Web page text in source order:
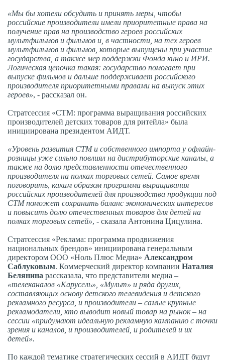
«Мы бы хотели обсудить и принять меры, чтобы
российские производители имели приоритетные права на
получение прав на производство героев российских
мультфильмов и фильмов и, в частности, на тех героев
мультфильмов и фильмов, которые выпущены при участие
государства, а также мер поддержки Фонда кино и ИРИ.
Логическая цепочка такая: государство помогает при
выпуске фильмов и дальше поддерживает российского
производителя приоритетными правами на выпуск этих
героев», - рассказал он.
Стратсессия «СТМ: программа выращивания российских
производителей детских товаров для ритейла» была
инициирована президентом АИДТ.
«Уровень развития СТМ и собственного импорта у офлайн-
розницы уже сильно повлиял на дистрибуторские каналы, а
также на долю представленности отечественного
производителя на полках торговых сетей. Самое время
поговорить, каким образом программа выращивания
российских производителей для производства продукции под
СТМ поможет сохранить баланс экономических интересов
и повысить долю отечественных товаров для детей на
полках торговых сетей», - сказала Антонина Цицулина.
Стратсессия «Реклама: программа продвижения
национальных брендов» инициирована генеральным
директором ООО «Ноль Плюс Медиа» Александром
Саблуковым. Коммерческий директор компании Наталия
Белянина рассказала, что представители медиа –
«телеканалов «Карусель», «Мульт» и ряда других,
составляющих основу детского телевидения и детского
рекламного ресурса, и производители – самые крупные
рекламодатели, кто выводит новый товар на рынок – на
сессии «придумают идеальную рекламную кампанию с точки
зрения и каналов, и производителей, и родителей и их
детей».
По каждой тематике стратегических сессий в АИДТ будут